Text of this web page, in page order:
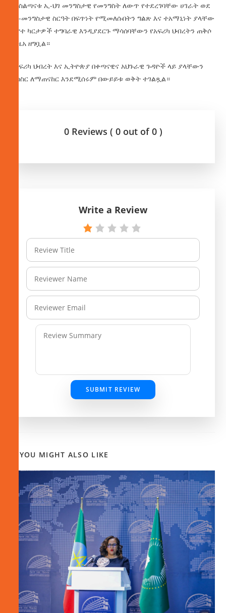
ባለስልጣናቱ ኢ-ህገ መንግስታዊ የመንግስት ለውጥ የተደረገባቸው ሀገራት ወደ
ህገ-መንግስታዊ ስርዓት በፍጥነት የሚመለሱበትን ግልጽ እና ተአማኒነት ያላቸው
ፍኖተ ካርታዎች ተግባራዊ እንዲያደርጉ ማሳሰባቸውን የአፍሪካ ህብረትን ጠቅሶ
ኢዜአ ዘግቧል።
የአፍሪካ ህብረት እና ኢትዮጵያ በቀጣናዊና አህጉራዊ ጉዳዮች ላይ ያላቸውን
ትስስር ለማጠናከር እንደሚሰሩም በውይይቱ ወቅት ተገልጿል።
0 Reviews ( 0 out of 0 )
Write a Review
SUBMIT REVIEW
YOU MIGHT ALSO LIKE